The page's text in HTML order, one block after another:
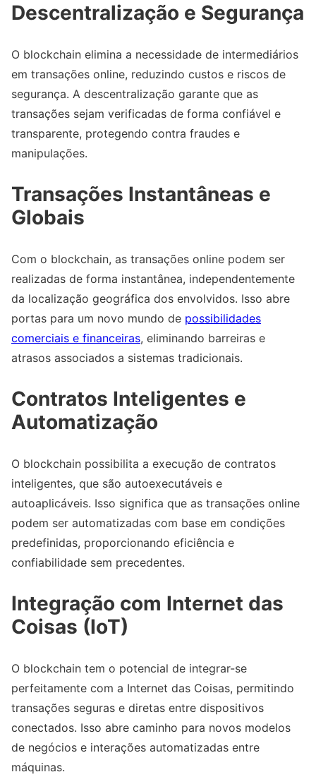
Descentralização e Segurança
O blockchain elimina a necessidade de intermediários
em transações online, reduzindo custos e riscos de
segurança. A descentralização garante que as
transações sejam verificadas de forma confiável e
transparente, protegendo contra fraudes e
manipulações.
Transações Instantâneas e
Globais
Com o blockchain, as transações online podem ser
realizadas de forma instantânea, independentemente
da localização geográfica dos envolvidos. Isso abre
portas para um novo mundo de possibilidades
comerciais e financeiras, eliminando barreiras e
atrasos associados a sistemas tradicionais.
Contratos Inteligentes e
Automatização
O blockchain possibilita a execução de contratos
inteligentes, que são autoexecutáveis e
autoaplicáveis. Isso significa que as transações online
podem ser automatizadas com base em condições
predefinidas, proporcionando eficiência e
confiabilidade sem precedentes.
Integração com Internet das
Coisas (IoT)
O blockchain tem o potencial de integrar-se
perfeitamente com a Internet das Coisas, permitindo
transações seguras e diretas entre dispositivos
conectados. Isso abre caminho para novos modelos
de negócios e interações automatizadas entre
máquinas.